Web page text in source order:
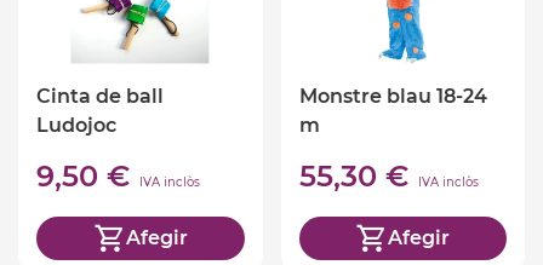
Cinta de ball
Ludojoc
9,50 € IVA inclòs
Afegir
Monstre blau 18-24
m
55,30 € IVA inclòs
Afegir